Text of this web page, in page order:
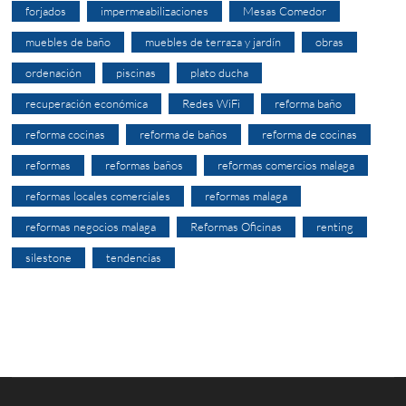
forjados impermeabilizaciones Mesas Comedor
muebles de baño muebles de terraza y jardín obras
ordenación piscinas plato ducha
recuperación económica Redes WiFi reforma baño
reforma cocinas reforma de baños reforma de cocinas
reformas reformas baños reformas comercios malaga
reformas locales comerciales reformas malaga
reformas negocios malaga Reformas Oficinas renting
silestone tendencias